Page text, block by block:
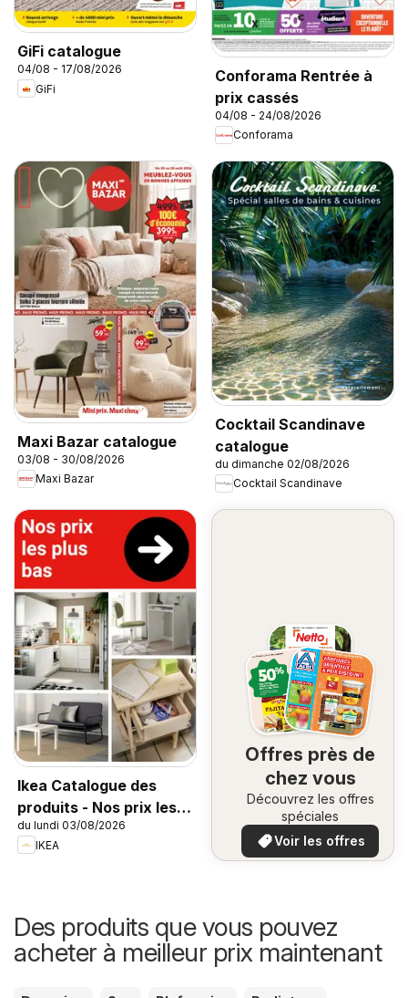
GiFi catalogue
04/08 - 17/08/2026
GiFi
Conforama Rentrée à
prix cassés
04/08 - 24/08/2026
Conforama
Maxi Bazar catalogue
03/08 - 30/08/2026
Maxi Bazar
Cocktail Scandinave
catalogue
du dimanche 02/08/2026
Cocktail Scandinave
Ikea Catalogue des
produits - Nos prix les
plus bas
du lundi 03/08/2026
IKEA
Offres près de
chez vous
Découvrez les offres
spéciales
Voir les offres
Des produits que vous pouvez
acheter à meilleur prix maintenant